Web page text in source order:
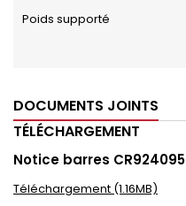
Poids supporté
DOCUMENTS JOINTS
TÉLÉCHARGEMENT
Notice barres CR924095
Téléchargement (1.16MB)